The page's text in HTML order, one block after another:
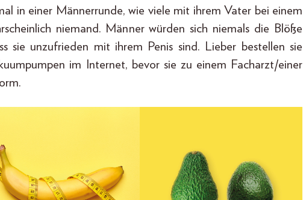
in einer Männerrunde, wie viele mit ihrem Vater bei einem
niemand. Männer würden sich niemals die Blöße
sie unzufrieden mit ihrem Penis sind. Lieber bestellen sie
im Internet, bevor sie zu einem Facharzt/einer